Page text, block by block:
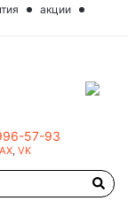
акции
57-93
, VK